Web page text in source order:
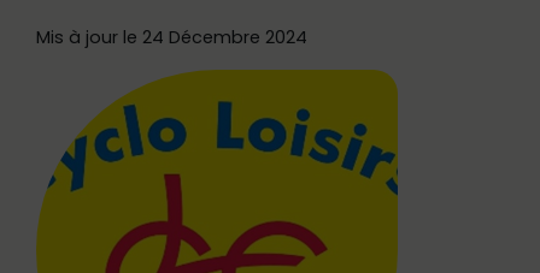
Mis à jour le 24 Décembre 2024